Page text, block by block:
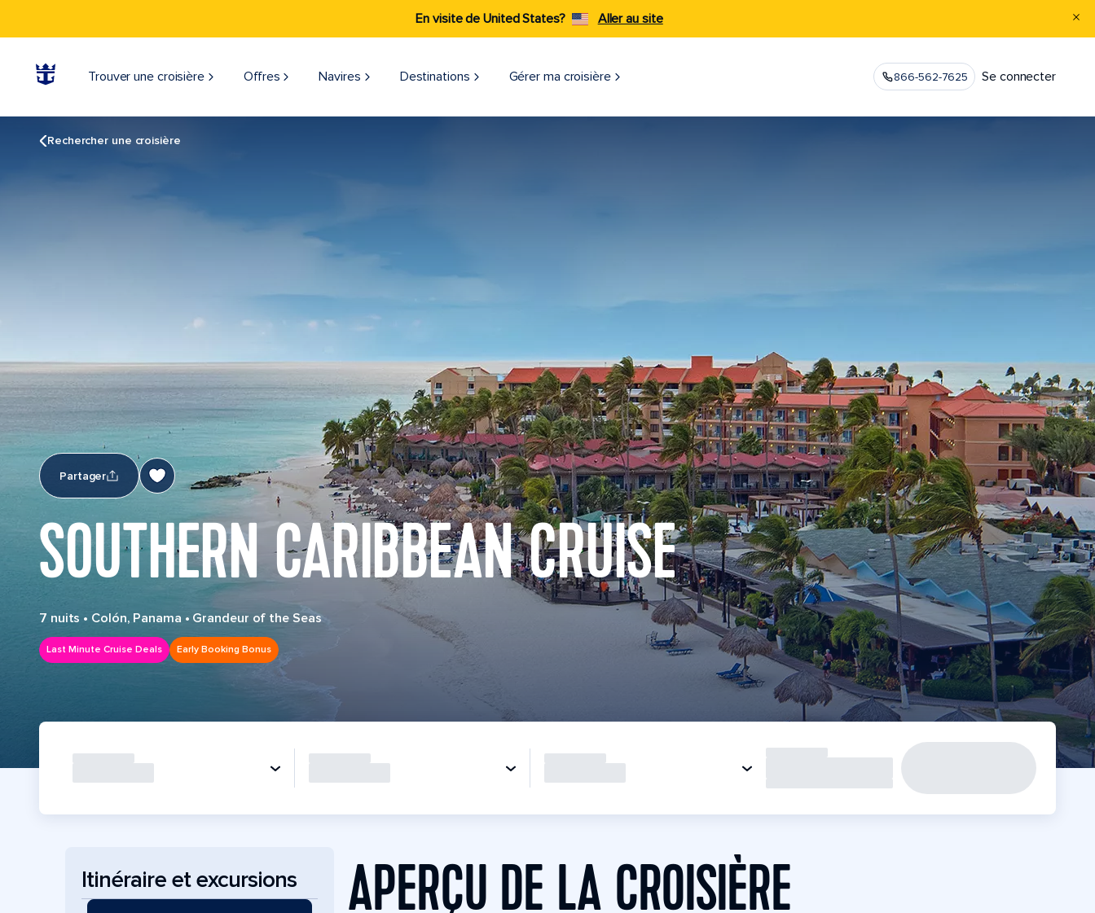
En visite de United States? Aller au site
Trouver une croisière Offres Navires Destinations Gérer ma croisière​ 866-562-7625 Se connecter
Rechercher une croisière
Partager
SOUTHERN CARIBBEAN CRUISE
7 nuits • Colón, Panama • Grandeur of the Seas
Last Minute Cruise Deals Early Booking Bonus
Itinéraire et excursions APERÇU DE LA CROISIÈRE